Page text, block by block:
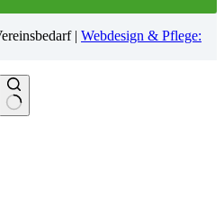
| Webdesign & Pflege: